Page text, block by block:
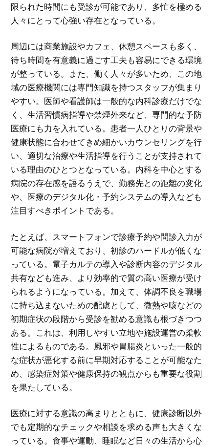
限られた時間にも受診が可能であり、多忙を極める
人々にとって心強い存在となっている。
周辺には商業施設やカフェ、休憩スペースも多く、
待ち時間を有意義に過ごす工夫も容易にできる環境
が整っている。また、働く人々が多いため、この地
域の医療機関には専門知識を持つスタッフが集まり
やすい。医師や看護師は一般的な内科診療だけでな
く、生活習慣病指導や禁煙外来など、専門的な予防
医療にも力を入れている。患者一人ひとりの背景や
健康状態に合わせてきめ細かいカウンセリングを行
い、適切な治療や生活指導を行うことが支持されて
いる理由のひとつとなっている。内科を中心とする
病院の存在感を語るうえで、勤務先との距離の変化
や、医療のデジタル化・予約システムの導入なども
注目すべきポイントである。
たとえば、スマートフォンで診療予約や問診入力が
可能な病院が増えており、初診のハードルが低くな
っている。電子カルテの導入や診断内容のデジタル
共有なども進み、より効率的で質の高い医療が受け
られるようになっている。加えて、体調不良を職場
に持ち込まないための配慮として、微熱や咳などの
初期症状の段階から受診を勧める意識も根づきつつ
ある。これは、利用しやすい立地や施設運営の柔軟
性によるものである。風邪や胃腸炎といった一般的
な症状が悪化する前に早期対応することが可能なた
め、感染症対策や健康保持の観点からも重要な役割
を果たしている。
医療に対する意識の高まりとともに、健康診断以外
でも定期的なチェックや相談を求める声も大きくな
っている。食事や運動、睡眠など日々の生活から心